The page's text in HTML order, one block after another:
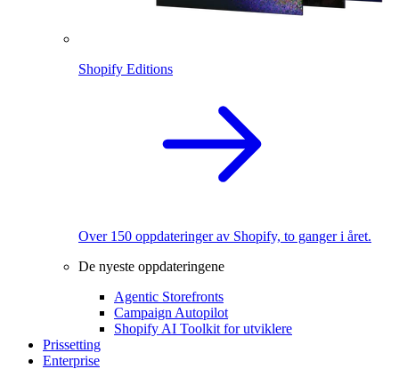
Shopify Editions
Over 150 oppdateringer av Shopify, to ganger i året.
De nyeste oppdateringene
Agentic Storefronts
Campaign Autopilot
Shopify AI Toolkit for utviklere
Prissetting
Enterprise